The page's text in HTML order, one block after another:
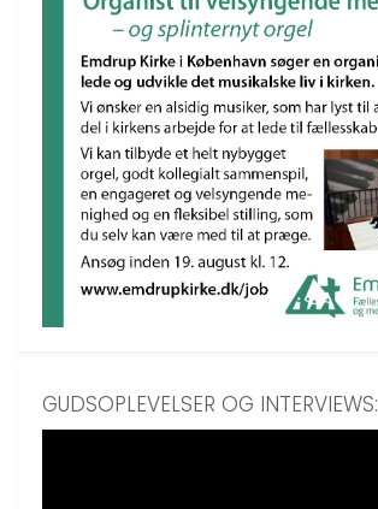
GUDSOPLEVELSER OG INTERVIEWS: